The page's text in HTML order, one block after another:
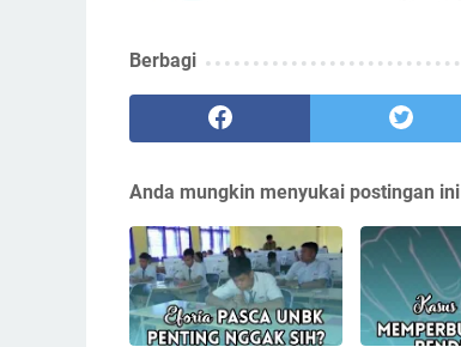
Berbagi
Anda mungkin menyukai postingan ini